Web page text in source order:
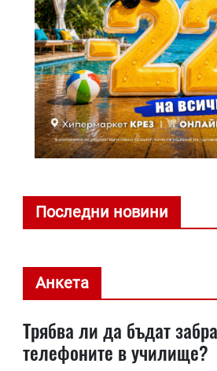
Последни новини
Анкета
Трябва ли да бъдат
телефоните в училище?